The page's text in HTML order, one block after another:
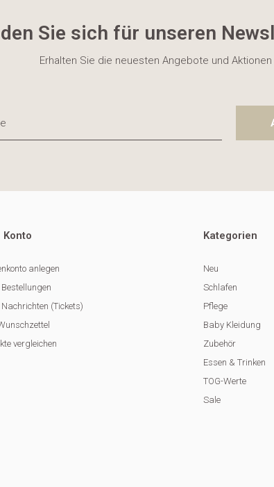
Sie sich für unseren
Erhalten Sie die neuesten Angebote und Aktionen
Konto
anlegen
(Tickets)
vergleichen
Kategorien
Neu
Schlafen
Pflege
Baby Kleidung
Zubehör
Essen & Trinken
TOG-Werte
Sale